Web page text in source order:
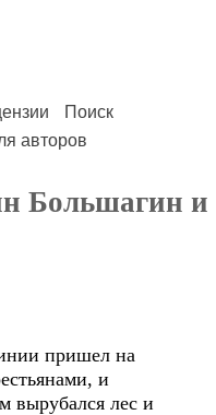
Поиск
авторов
Большагин и
пришел на
и
вырубался лес и